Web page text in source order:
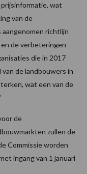
wat
van de
richtlijn
de verbeteringen
die in 2017
de landbouwers in
wat een van de
de
zullen de
Commissie worden
ingang van 1 januari